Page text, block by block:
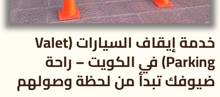
خدمة إيقاف السيارات (Valet
Parking) في الكويت – راحة
ضيوفك تبدأ من لحظة وصولهم